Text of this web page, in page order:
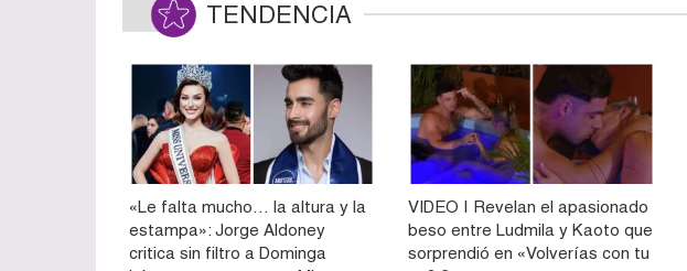
TENDENCIA
«Le falta mucho… la altura y la
estampa»: Jorge Aldoney
critica sin filtro a Dominga
VIDEO | Revelan el apasionado
beso entre Ludmila y Kaoto que
sorprendió en «Volverías con tu